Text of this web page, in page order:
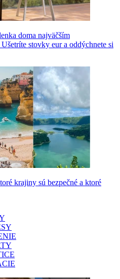
doma najväčším
stovky eur a oddýchnete si
krajiny sú bezpečné a ktoré